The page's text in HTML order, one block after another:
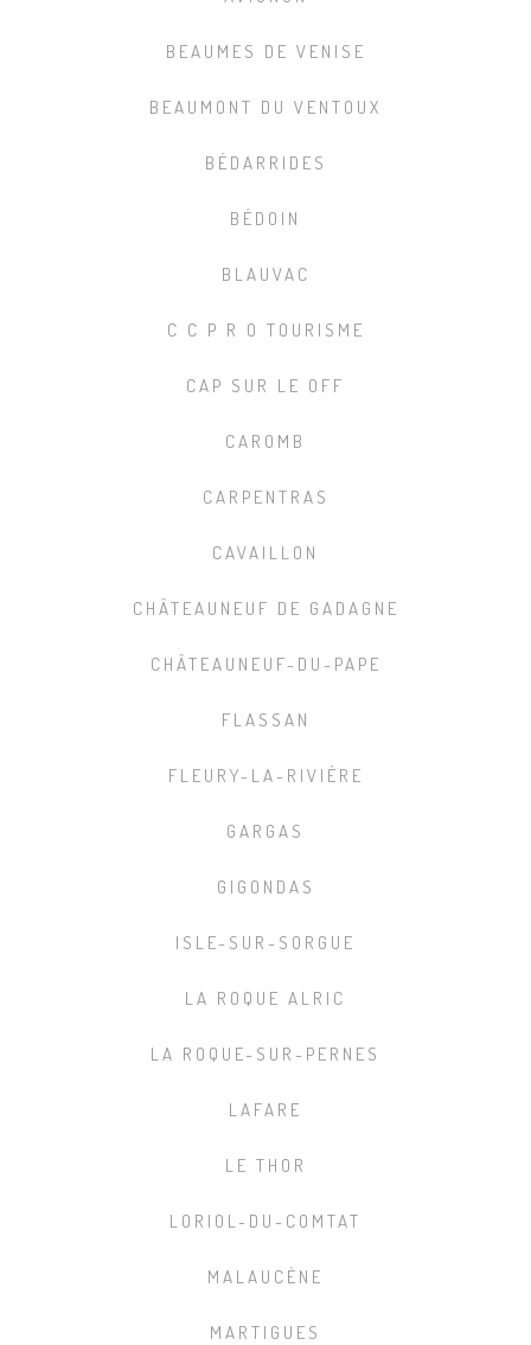
BEAUMES DE VENISE
BEAUMONT DU VENTOUX
BÉDARRIDES
BÉDOIN
BLAUVAC
C C P R O TOURISME
CAP SUR LE OFF
CAROMB
CARPENTRAS
CAVAILLON
CHÂTEAUNEUF DE GADAGNE
CHÂTEAUNEUF-DU-PAPE
FLASSAN
FLEURY-LA-RIVIÈRE
GARGAS
GIGONDAS
ISLE-SUR-SORGUE
LA ROQUE ALRIC
LA ROQUE-SUR-PERNES
LAFARE
LE THOR
LORIOL-DU-COMTAT
MALAUCÈNE
MARTIGUES